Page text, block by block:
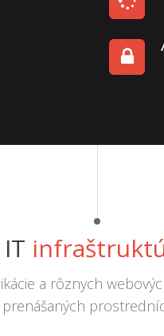
IT
a rôznych